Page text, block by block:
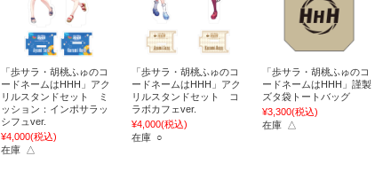
「歩サラ・胡桃ふゅのコ
ードネームはHHH」アク
リルスタンドセット ミ
ッション：インポサラッ
シフュver.
¥4,000(税込)
在庫 △
「歩サラ・胡桃ふゅのコ
ードネームはHHH」アク
リルスタンドセット コ
ラボカフェver.
¥4,000(税込)
在庫 ○
「歩サラ・胡桃ふゅのコ
ードネームはHHH」謹製
ズタ袋トートバッグ
¥3,300(税込)
在庫 △